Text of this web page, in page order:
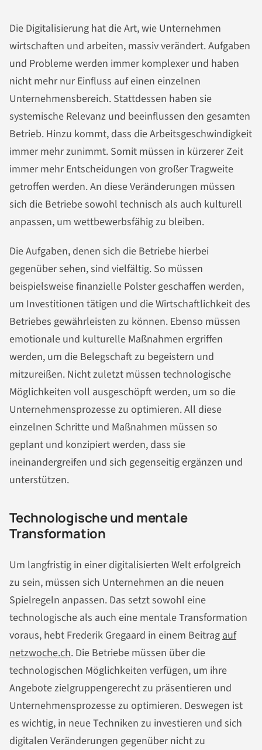
Die Digitalisierung hat die Art, wie Unternehmen
wirtschaften und arbeiten, massiv verändert. Aufgaben
und Probleme werden immer komplexer und haben
nicht mehr nur Einfluss auf einen einzelnen
Unternehmensbereich. Stattdessen haben sie
systemische Relevanz und beeinflussen den gesamten
Betrieb. Hinzu kommt, dass die Arbeitsgeschwindigkeit
immer mehr zunimmt. Somit müssen in kürzerer Zeit
immer mehr Entscheidungen von großer Tragweite
getroffen werden. An diese Veränderungen müssen
sich die Betriebe sowohl technisch als auch kulturell
anpassen, um wettbewerbsfähig zu bleiben.
Die Aufgaben, denen sich die Betriebe hierbei
gegenüber sehen, sind vielfältig. So müssen
beispielsweise finanzielle Polster geschaffen werden,
um Investitionen tätigen und die Wirtschaftlichkeit des
Betriebes gewährleisten zu können. Ebenso müssen
emotionale und kulturelle Maßnahmen ergriffen
werden, um die Belegschaft zu begeistern und
mitzureißen. Nicht zuletzt müssen technologische
Möglichkeiten voll ausgeschöpft werden, um so die
Unternehmensprozesse zu optimieren. All diese
einzelnen Schritte und Maßnahmen müssen so
geplant und konzipiert werden, dass sie
ineinandergreifen und sich gegenseitig ergänzen und
unterstützen.
Technologische und mentale
Transformation
Um langfristig in einer digitalisierten Welt erfolgreich
zu sein, müssen sich Unternehmen an die neuen
Spielregeln anpassen. Das setzt sowohl eine
technologische als auch eine mentale Transformation
voraus, hebt Frederik Gregaard in einem Beitragauf
netzwoche.ch. Die Betriebe müssen über die
technologischen Möglichkeiten verfügen, um ihre
Angebote zielgruppengerecht zu präsentieren und
Unternehmensprozesse zu optimieren. Deswegen ist
es wichtig, in neue Techniken zu investieren und sich
digitalen Veränderungen gegenüber nicht zu